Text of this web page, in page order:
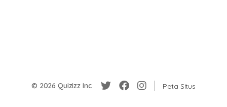
© 2026 Quizizz Inc. Peta Situs